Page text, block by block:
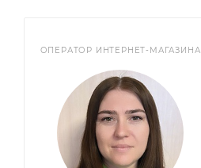
ОПЕРАТОР ИНТЕРНЕТ-МАГАЗИНА